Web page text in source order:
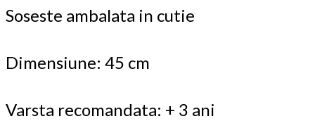
Soseste ambalata in cutie
Dimensiune: 45 cm
Varsta recomandata: + 3 ani